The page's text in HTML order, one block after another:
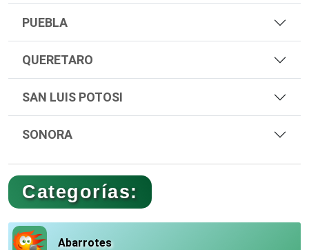
PUEBLA
QUERETARO
SAN LUIS POTOSI
SONORA
Categorías:
Abarrotes